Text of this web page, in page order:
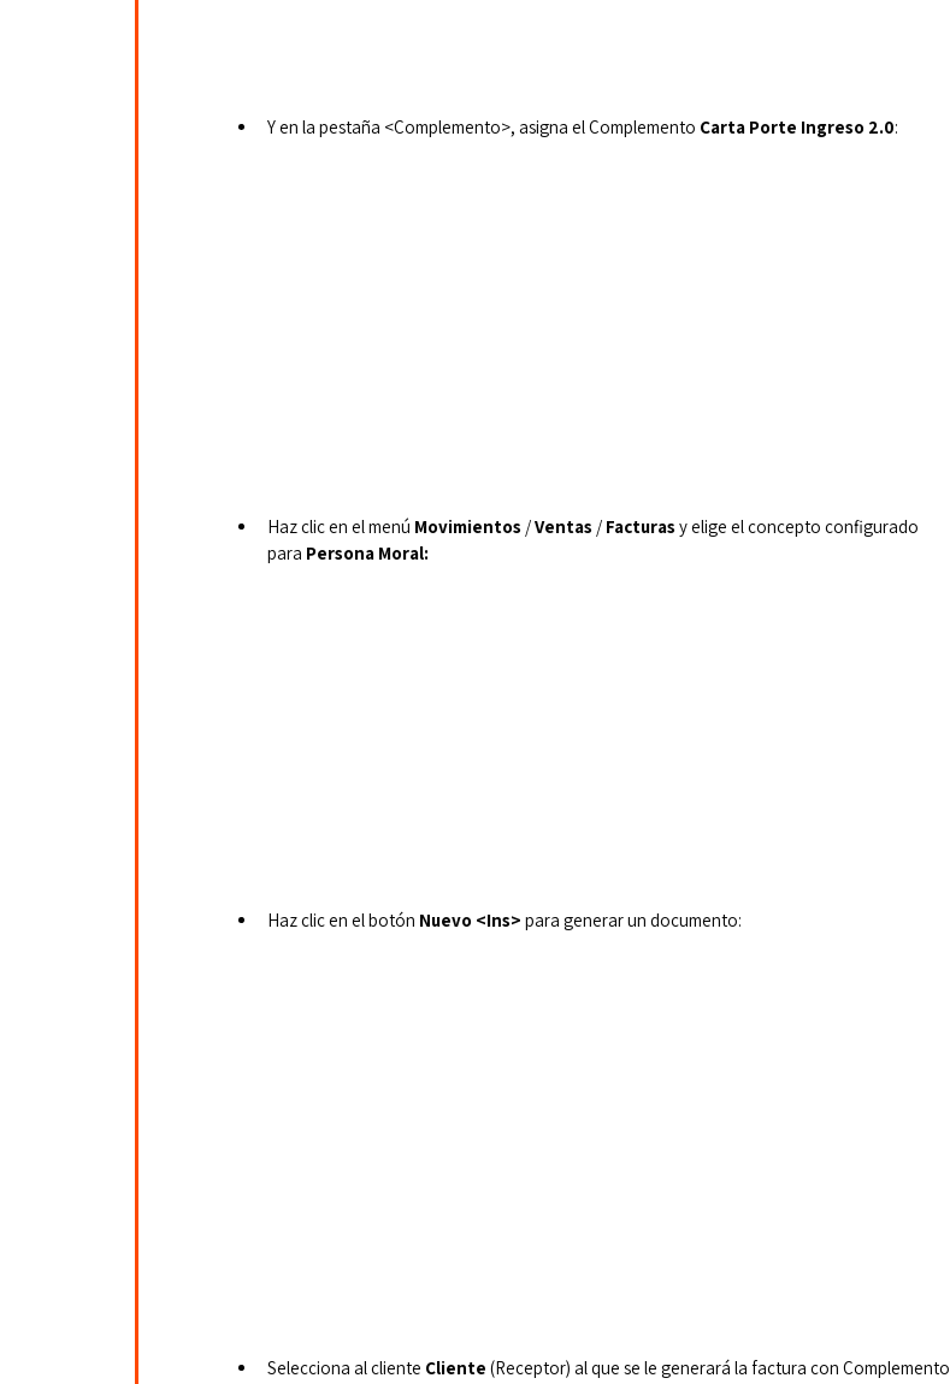
Y en la pestaña <Complemento>, asigna el Complemento Carta Porte Ingreso 2.0:
Haz clic en el menú Movimientos / Ventas / Facturas y elige el concepto configurado
para Persona Moral:
Haz clic en el botón Nuevo <Ins> para generar un documento:
Selecciona al cliente Cliente (Receptor) al que se le generará la factura con Complemento